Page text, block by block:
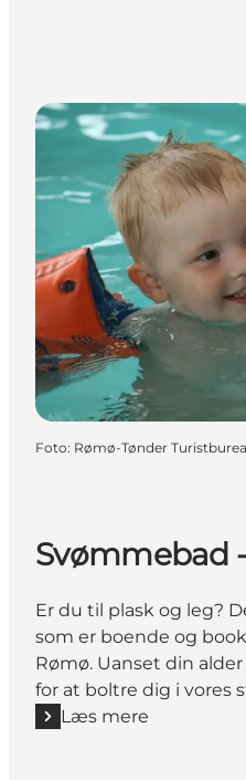
Foto: Rømø-Tønder
Svømmebad
Er du til plask og leg?
som er boende og
Rømø. Uanset din
for at boltre dig i vores
Læs mere
Læs mere "Svømmebad